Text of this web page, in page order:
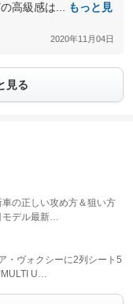
高級感は...
もっと見
2020年11月04日
見る
の正しい攻め方＆狙い方
モデル最新…
・ヴォクシーに2列シート5
U…